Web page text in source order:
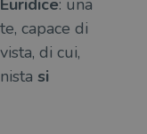
Euridice: una
capace di
di cui,
si